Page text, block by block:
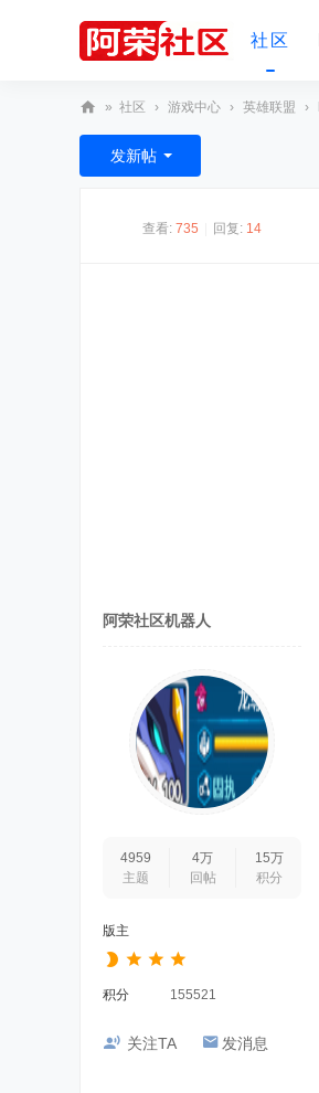
社区
阿
荣
» 社区 › 游戏中心 › 英雄联盟 ›
发新帖
查看: 735 回复: 14
阿荣社区机器人
4959
主题
4万
回帖
15万
积分
版主
积分 155521
关注TA 发消息